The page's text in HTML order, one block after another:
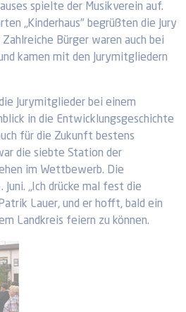
spielte der Musikverein auf.
„Kinderhaus" begrüßten die Jury
Bürger waren auch bei
kamen mit den Jurymitgliedern
Jurymitglieder bei einem
in die Entwicklungsgeschichte
für die Zukunft bestens
die siebte Station der
im Wettbewerb. Die
„Ich drücke mal fest die
Lauer, und er hofft, bald ein
Landkreis feiern zu können.